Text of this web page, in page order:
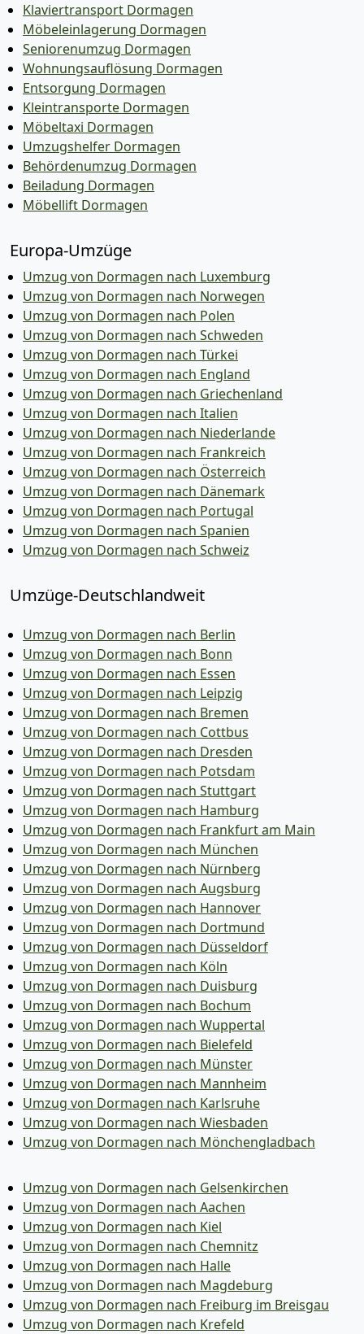
Klaviertransport Dormagen
Möbeleinlagerung Dormagen
Seniorenumzug Dormagen
Wohnungsauflösung Dormagen
Entsorgung Dormagen
Kleintransporte Dormagen
Möbeltaxi Dormagen
Umzugshelfer Dormagen
Behördenumzug Dormagen
Beiladung Dormagen
Möbellift Dormagen
Europa-Umzüge
Umzug von Dormagen nach Luxemburg
Umzug von Dormagen nach Norwegen
Umzug von Dormagen nach Polen
Umzug von Dormagen nach Schweden
Umzug von Dormagen nach Türkei
Umzug von Dormagen nach England
Umzug von Dormagen nach Griechenland
Umzug von Dormagen nach Italien
Umzug von Dormagen nach Niederlande
Umzug von Dormagen nach Frankreich
Umzug von Dormagen nach Österreich
Umzug von Dormagen nach Dänemark
Umzug von Dormagen nach Portugal
Umzug von Dormagen nach Spanien
Umzug von Dormagen nach Schweiz
Umzüge-Deutschlandweit
Umzug von Dormagen nach Berlin
Umzug von Dormagen nach Bonn
Umzug von Dormagen nach Essen
Umzug von Dormagen nach Leipzig
Umzug von Dormagen nach Bremen
Umzug von Dormagen nach Cottbus
Umzug von Dormagen nach Dresden
Umzug von Dormagen nach Potsdam
Umzug von Dormagen nach Stuttgart
Umzug von Dormagen nach Hamburg
Umzug von Dormagen nach Frankfurt am Main
Umzug von Dormagen nach München
Umzug von Dormagen nach Nürnberg
Umzug von Dormagen nach Augsburg
Umzug von Dormagen nach Hannover
Umzug von Dormagen nach Dortmund
Umzug von Dormagen nach Düsseldorf
Umzug von Dormagen nach Köln
Umzug von Dormagen nach Duisburg
Umzug von Dormagen nach Bochum
Umzug von Dormagen nach Wuppertal
Umzug von Dormagen nach Bielefeld
Umzug von Dormagen nach Münster
Umzug von Dormagen nach Mannheim
Umzug von Dormagen nach Karlsruhe
Umzug von Dormagen nach Wiesbaden
Umzug von Dormagen nach Mönchen­gladbach
Umzug von Dormagen nach Gelsenkirchen
Umzug von Dormagen nach Aachen
Umzug von Dormagen nach Kiel
Umzug von Dormagen nach Chemnitz
Umzug von Dormagen nach Halle
Umzug von Dormagen nach Magdeburg
Umzug von Dormagen nach Freiburg im Breisgau
Umzug von Dormagen nach Krefeld